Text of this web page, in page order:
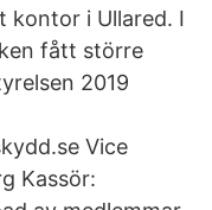
kontor i Ullared. I
fått större
2019
Vice
Kassör: